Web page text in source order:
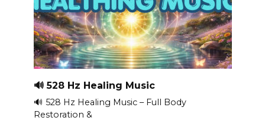
🔊 528 Hz Healing Music
🔊 528 Hz Healing Music – Full Body
Restoration &